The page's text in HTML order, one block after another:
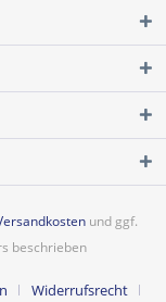
und ggf.
beschrieben
Widerrufsrecht